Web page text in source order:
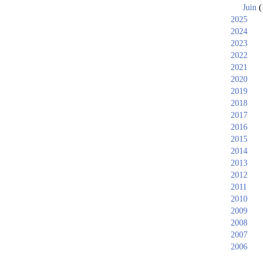
Juin
2025
2024
2023
2022
2021
2020
2019
2018
2017
2016
2015
2014
2013
2012
2011
2010
2009
2008
2007
2006